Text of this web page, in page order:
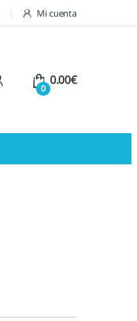
Mi cuenta
My Account
0
0.00€